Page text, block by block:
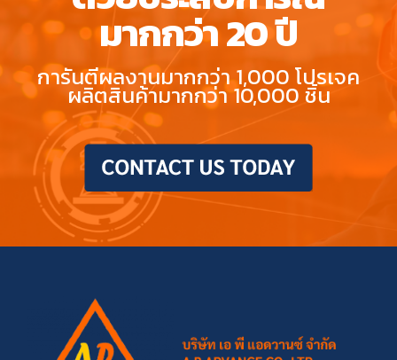
มากกว่า 20 ปี
การันตีผลงานมากกว่า 1,000 โปรเจค
ผลิตสินค้ามากกว่า 10,000 ชิ้น